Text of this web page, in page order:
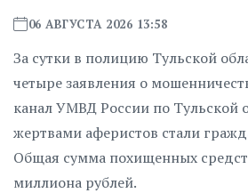
06 АВГУСТА 2026 13:58
За сутки в полицию Тульской
четыре заявления о
канал УМВД России по Тульской
жертвами аферистов стали
Общая сумма похищенных
миллиона рублей.